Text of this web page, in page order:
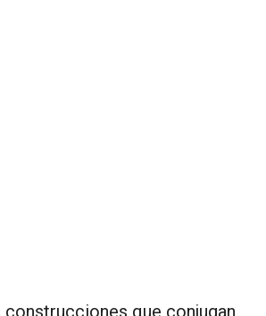
construcciones que conjugan